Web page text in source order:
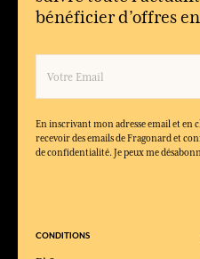
bénéficier d’offres
En inscrivant mon adresse email et en
recevoir des emails de Fragonard et
de confidentialité. Je peux me
CONDITIONS